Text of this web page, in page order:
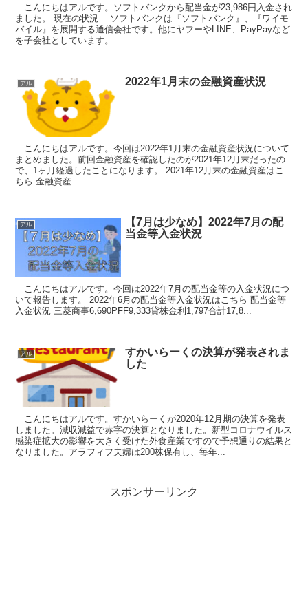
こんにちはアルです。ソフトバンクから配当金が23,986円入金され
ました。 現在の状況 ソフトバンクは『ソフトバンク』、『ワイモ
バイル』を展開する通信会社です。他にヤフーやLINE、PayPayなど
を子会社としています。 ...
アル 2022年1月末の金融資産状況
こんにちはアルです。今回は2022年1月末の金融資産状況について
まとめました。前回金融資産を確認したのが2021年12月末だったの
で、1ヶ月経過したことになります。 2021年12月末の金融資産はこ
ちら 金融資産...
アル
【7月は少なめ】2022年7月の配
当金等入金状況
こんにちはアルです。今回は2022年7月の配当金等の入金状況につ
いて報告します。 2022年6月の配当金等入金状況はこちら 配当金等
入金状況 三菱商事6,690PFF9,333貸株金利1,797合計17,8...
アル
すかいらーくの決算が発表されま
した
こんにちはアルです。すかいらーくが2020年12月期の決算を発表
しました。減収減益で赤字の決算となりました。新型コロナウイルス
感染症拡大の影響を大きく受けた外食産業ですので予想通りの結果と
なりました。アラフィフ夫婦は200株保有し、毎年...
スポンサーリンク